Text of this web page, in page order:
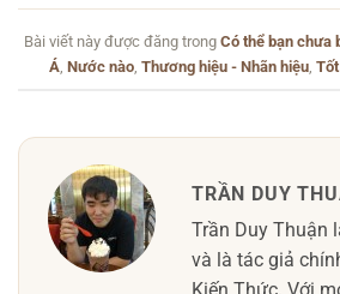
Bài viết này được đăng trong Có thể bạn chưa
Á Nước nào Thương hiệu - Nhãn hiệu
TRẦN DUY
Trần Duy Thuận
và là tác giả